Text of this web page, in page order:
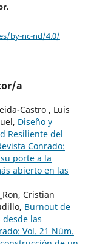
by-nc-nd/4.0/
a
Castro , Luis
Diseño y
Resiliente del
Conrado:
porte a la
abierto en las
Cristian
Burnout de
las
Vol. 21 Núm.